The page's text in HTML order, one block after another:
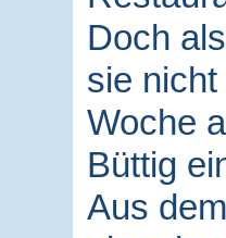
Doch
sie
Woche
Büttig
Aus